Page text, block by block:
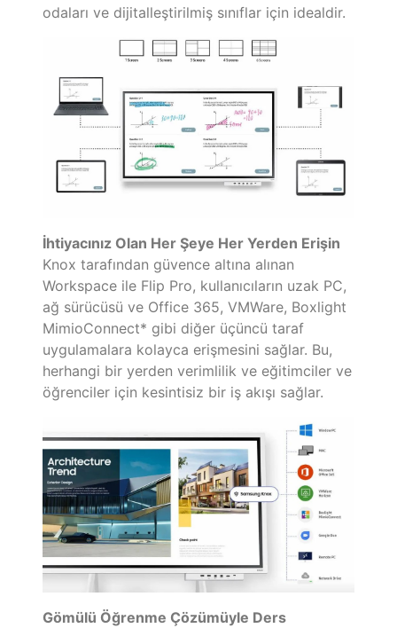
odaları ve dijitalleştirilmiş sınıflar için idealdir.
İhtiyacınız Olan Her Şeye Her Yerden Erişin
Knox tarafından güvence altına alınan
Workspace ile Flip Pro, kullanıcıların uzak PC,
ağ sürücüsü ve Office 365, VMWare, Boxlight
MimioConnect* gibi diğer üçüncü taraf
uygulamalara kolayca erişmesini sağlar. Bu,
herhangi bir yerden verimlilik ve eğitimciler ve
öğrenciler için kesintisiz bir iş akışı sağlar.
Gömülü Öğrenme Çözümüyle Ders